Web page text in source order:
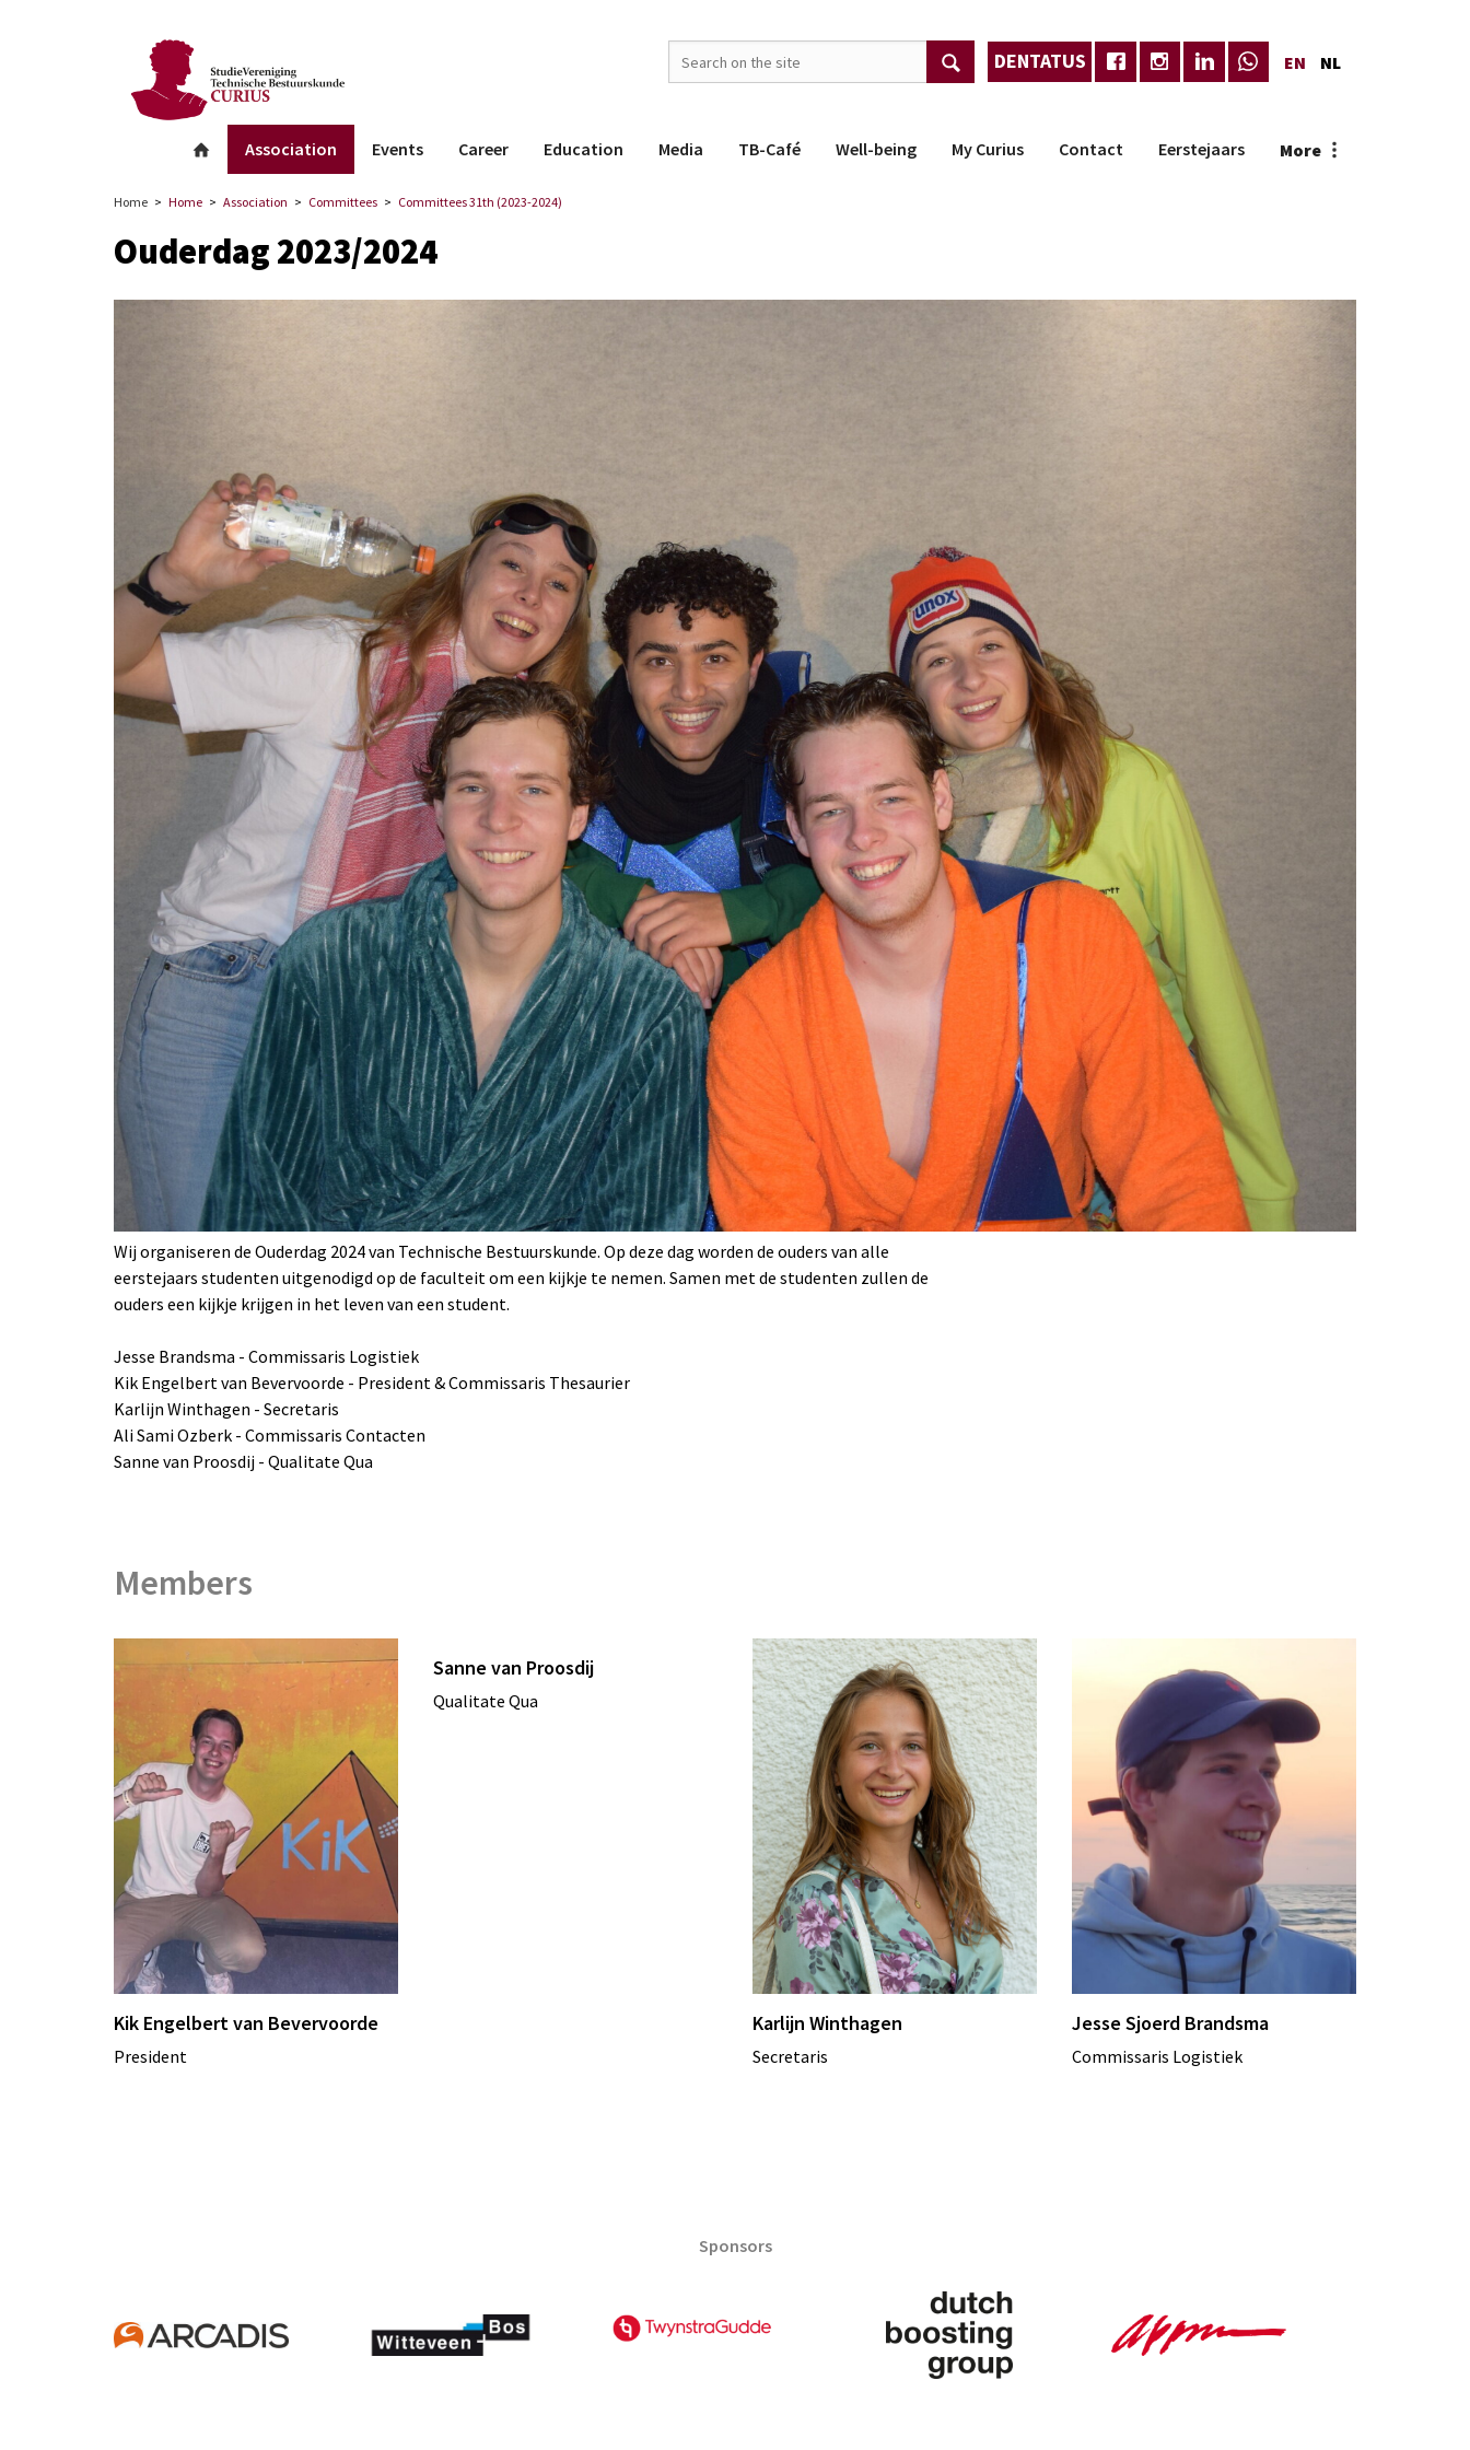
Association Events Career Education Media TB-Café Well-being My Curius Contact Eerstejaars More
DENTATUS
whatsapp
EN NL
Home Home Association Committees Committees 31th (2023-2024)
Ouderdag 2023/2024
Wij organiseren de Ouderdag 2024 van Technische Bestuurskunde. Op deze dag worden de ouders van alle
eerstejaars studenten uitgenodigd op de faculteit om een kijkje te nemen. Samen met de studenten zullen de
ouders een kijkje krijgen in het leven van een student.
Jesse Brandsma - Commissaris Logistiek
Kik Engelbert van Bevervoorde - President & Commissaris Thesaurier
Karlijn Winthagen - Secretaris
Ali Sami Ozberk - Commissaris Contacten
Sanne van Proosdij - Qualitate Qua
Members
Kik Engelbert van Bevervoorde
President
Sanne van Proosdij
Qualitate Qua
Karlijn Winthagen
Secretaris
Jesse Sjoerd Brandsma
Commissaris Logistiek
Sponsors